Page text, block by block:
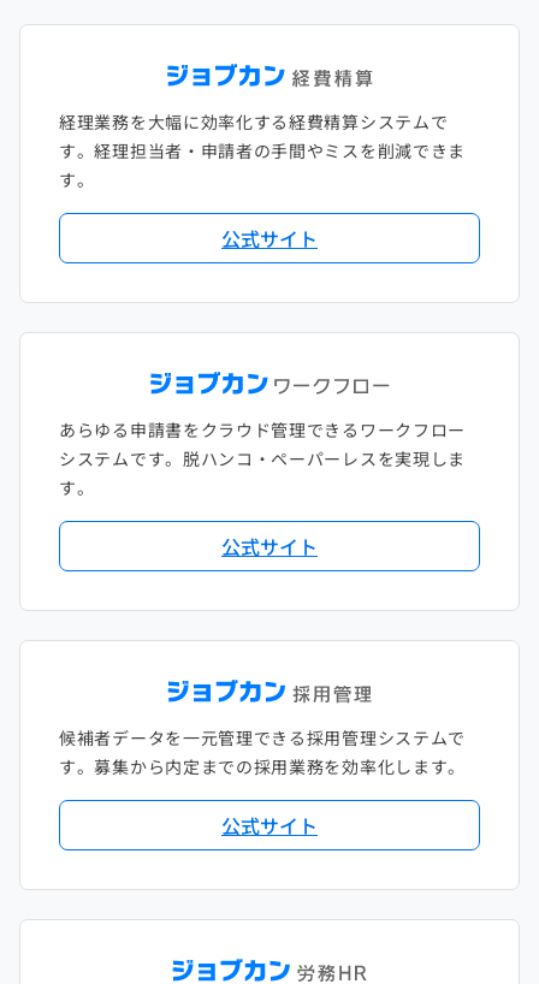
経理業務を大幅に効率化する経費精算システムで
す。経理担当者・申請者の手間やミスを削減できま
す。
公式サイト
あらゆる申請書をクラウド管理できるワークフロー
システムです。脱ハンコ・ペーパーレスを実現しま
す。
公式サイト
候補者データを一元管理できる採用管理システムで
す。募集から内定までの採用業務を効率化します。
公式サイト